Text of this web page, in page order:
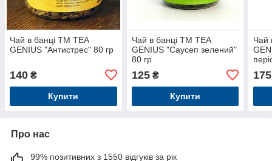
Чай в банці TM TEA
GENIUS "Антистрес" 80 гр
140 ₴
Купити
Чай в банці TM TEA
GENIUS "Саусеп зелений"
80 гр
125₴
Купити
Чай
175
Про нас
99% позитивних з 1550 відгуків за рік